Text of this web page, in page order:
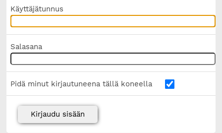
Käyttäjätunnus
Salasana
Pidä minut kirjautuneena tällä koneella